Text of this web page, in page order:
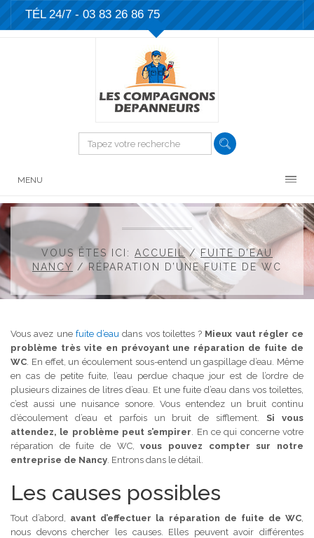
TÉL 24/7 - 03 83 26 86 75
MENU
VOUS ÊTES ICI: ACCUEIL/
FUITE D’EAU
NANCY /RÉPARATION D’UNE FUITE DE WC
Vous avez une fuite d’eau dans vos toilettes ? Mieux vaut régler ce
problème très vite en prévoyant une réparation de fuite de
WC . En effet, un écoulement sous-entend un gaspillage d’eau. Même
en cas de petite fuite, l’eau perdue chaque jour est de l’ordre de
plusieurs dizaines de litres d’eau. Et une fuite d’eau dans vos toilettes,
c’est aussi une nuisance sonore. Vous entendez un bruit continu
d’écoulement d’eau et parfois un bruit de sifflement.Si vous
attendez, le problème peut s’empirer . En ce qui concerne votre
réparation de fuite de WC,vous pouvez compter sur notre
entreprise de Nancy . Entrons dans le détail.
Les causes possibles
Tout d’abord, avant d’effectuer la réparation de fuite de WC
nous devons chercher les causes. Elles peuvent avoir différentes